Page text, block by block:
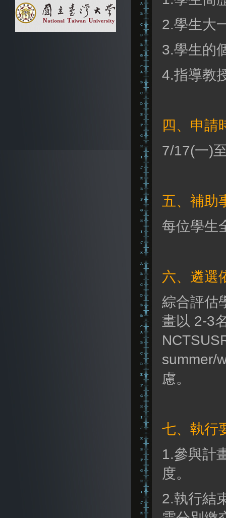
2.學生大
3.學生的
4.指導教
四、申請
7/17(一)
五、補助
每位學生
六、遴選
綜合評估
畫以 2-3
summer/
慮。
七、執行
1.參與計
度。
2.執行結